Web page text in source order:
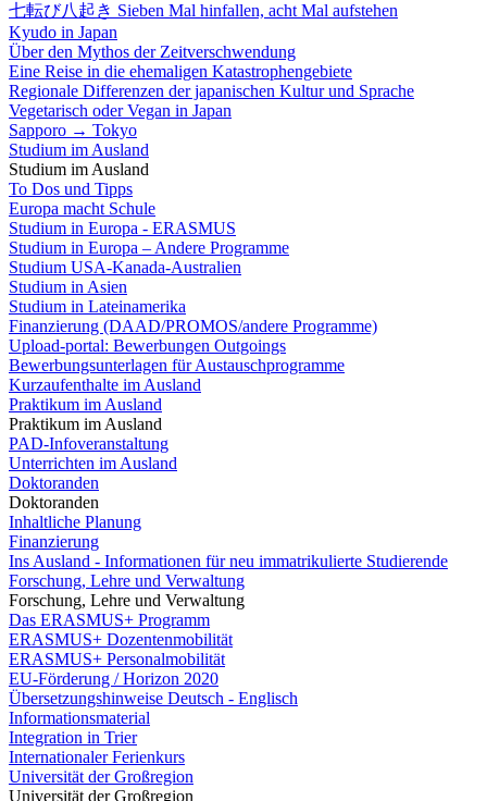
七転び八起き Sieben Mal hinfallen, acht Mal aufstehen
Kyudo in Japan
Über den Mythos der Zeitverschwendung
Eine Reise in die ehemaligen Katastrophengebiete
Regionale Differenzen der japanischen Kultur und Sprache
Vegetarisch oder Vegan in Japan
Sapporo → Tokyo
Studium im Ausland
Studium im Ausland
To Dos und Tipps
Europa macht Schule
Studium in Europa - ERASMUS
Studium in Europa – Andere Programme
Studium USA-Kanada-Australien
Studium in Asien
Studium in Lateinamerika
Finanzierung (DAAD/PROMOS/andere Programme)
Upload-portal: Bewerbungen Outgoings
Bewerbungsunterlagen für Austauschprogramme
Kurzaufenthalte im Ausland
Praktikum im Ausland
Praktikum im Ausland
PAD-Infoveranstaltung
Unterrichten im Ausland
Doktoranden
Doktoranden
Inhaltliche Planung
Finanzierung
Ins Ausland - Informationen für neu immatrikulierte Studierende
Forschung, Lehre und Verwaltung
Forschung, Lehre und Verwaltung
Das ERASMUS+ Programm
ERASMUS+ Dozentenmobilität
ERASMUS+ Personalmobilität
EU-Förderung / Horizon 2020
Übersetzungshinweise Deutsch - Englisch
Informationsmaterial
Integration in Trier
Internationaler Ferienkurs
Universität der Großregion
Universität der Großregion